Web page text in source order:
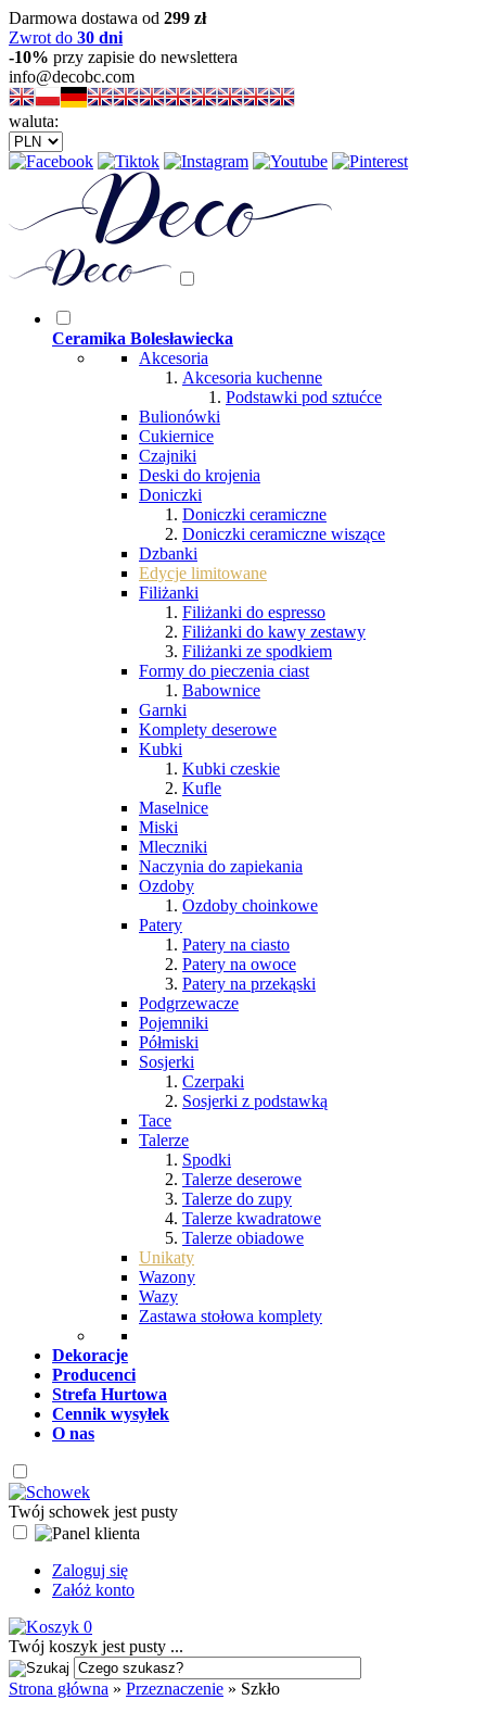
Darmowa dostawa od 299 zł
Zwrot do 30 dni
-10% przy zapisie do newslettera
info@decobc.com
waluta:
Ceramika Bolesławiecka
Akcesoria
Akcesoria kuchenne
Podstawki pod sztućce
Bulionówki
Cukiernice
Czajniki
Deski do krojenia
Doniczki
Doniczki ceramiczne
Doniczki ceramiczne wiszące
Dzbanki
Edycje limitowane
Filiżanki
Filiżanki do espresso
Filiżanki do kawy zestawy
Filiżanki ze spodkiem
Formy do pieczenia ciast
Babownice
Garnki
Komplety deserowe
Kubki
Kubki czeskie
Kufle
Maselnice
Miski
Mleczniki
Naczynia do zapiekania
Ozdoby
Ozdoby choinkowe
Patery
Patery na ciasto
Patery na owoce
Patery na przekąski
Podgrzewacze
Pojemniki
Półmiski
Sosjerki
Czerpaki
Sosjerki z podstawką
Tace
Talerze
Spodki
Talerze deserowe
Talerze do zupy
Talerze kwadratowe
Talerze obiadowe
Unikaty
Wazony
Wazy
Zastawa stołowa komplety
Dekoracje
Producenci
Strefa Hurtowa
Cennik wysyłek
O nas
Twój schowek jest pusty
Zaloguj się
Załóż konto
0
Twój koszyk jest pusty ...
Strona główna » Przeznaczenie » Szkło